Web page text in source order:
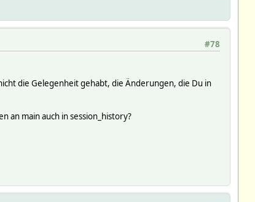
#78
die Gelegenheit gehabt, die Änderungen, die Du in
an main auch in session_history?